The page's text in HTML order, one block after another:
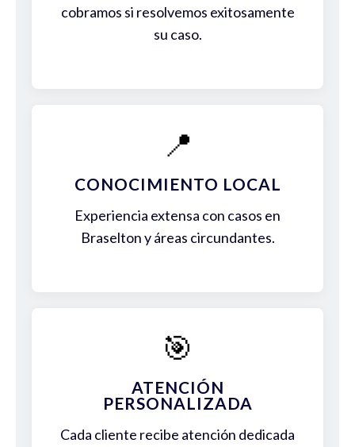
cobramos si resolvemos exitosamente
su caso.
📍
CONOCIMIENTO LOCAL
Experiencia extensa con casos en
Braselton y áreas circundantes.
🎯
ATENCIÓN
PERSONALIZADA
Cada cliente recibe atención dedicada